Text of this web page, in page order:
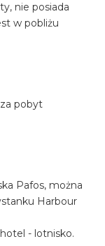
nie posiada
w pobliżu
pobyt
Pafos, można
Harbour
- lotnisko.